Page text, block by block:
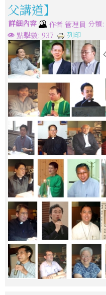
父講道】
詳細內容 作者 管理員 分類:
點擊數: 937
列印